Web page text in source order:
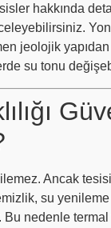
hakkında
jeolojik
su tonu
Ancak
su
Bu nedenle